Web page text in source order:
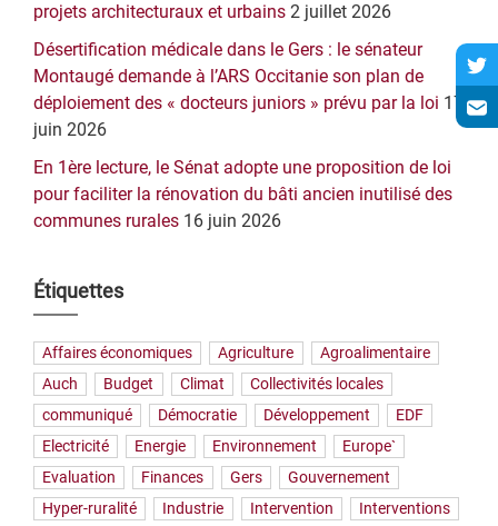
projets architecturaux et urbains 2 juillet 2026
Désertification médicale dans le Gers : le sénateur
Montaugé demande à l’ARS Occitanie son plan de
déploiement des « docteurs juniors » prévu par la loi 17
juin 2026
En 1ère lecture, le Sénat adopte une proposition de loi
pour faciliter la rénovation du bâti ancien inutilisé des
communes rurales 16 juin 2026
Étiquettes
Affaires économiques Agriculture
Agroalimentaire
Auch
Budget Climat
Collectivités locales
communiqué
Démocratie Développement
EDF
Electricité
Energie Environnement
Europe`
Evaluation
Finances Gers
Gouvernement
Hyper-ruralité
Industrie Intervention
Interventions